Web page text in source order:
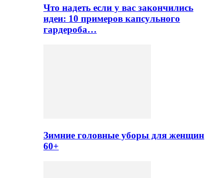
Что надеть если у вас закончились
идеи: 10 примеров капсульного
гардероба…
Зимние головные уборы для женщин
60+